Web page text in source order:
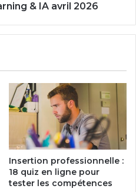
& IA avril 2026
Insertion professionnelle :
18 quiz en ligne pour
tester les compétences